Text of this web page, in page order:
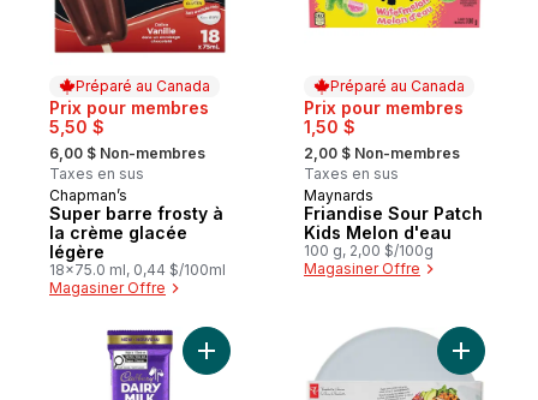
Préparé au Canada
Prix pour membres
5,50 $
, formerly:
6,00 $ Non-membres
Taxes en sus
Préparé au Canada
Chapman’s
Super barre frosty à
la crème glacée
légère
18x75.0 ml, 0,44 $/100ml
Magasiner Offre
Préparé au Canada
Prix pour membres
1,50 $
, formerly:
2,00 $ Non-membres
Taxes en sus
Préparé au Canada
Maynards
Friandise Sour Patch
Kids Melon d'eau
100 g, 2,00 $/100g
Magasiner Offre
Ajouter Dairy Milk Crème d'amandes au
Ajouter